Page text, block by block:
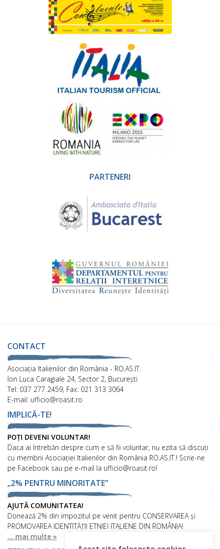
PARTENERI
CONTACT
Asociaţia Italienilor din România - RO.AS.IT.
Ion Luca Caragiale 24, Sector 2, București
Tel: 037 277 2459, Fax: 021 313 3064
E-mail: ufficio@roasit.ro
IMPLICĂ-TE!
POȚI DEVENI VOLUNTAR!
Daca ai întrebări despre cum e să fii voluntar, nu ezita să discuți
cu membrii Asociației Italienilor din România RO.AS.IT.! Scrie-ne
pe Facebook sau pe e-mail la ufficio@roasit.ro!
„2% PENTRU MINORITATE”
AJUTĂ COMUNITATEA!
Donează 2% din impozitul pe venit pentru CONSERVAREA și
PROMOVAREA IDENTITĂȚII ETNIEI ITALIENE DIN ROMÂNIA!
... mai multe »